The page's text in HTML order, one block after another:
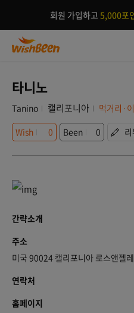
회원 가입하고 5,000포
타니노
Tanino 캘리포니아
먹거리·
Wish
0 Been 0
간략소개
주소
미국 90024 캘리포니아 로스앤젤
연락처
홈페이지